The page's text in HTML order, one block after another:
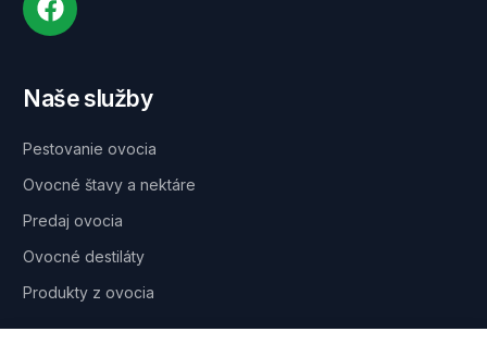
Naše služby
Pestovanie ovocia
Ovocné štavy a nektáre
Predaj ovocia
Ovocné destiláty
Produkty z ovocia